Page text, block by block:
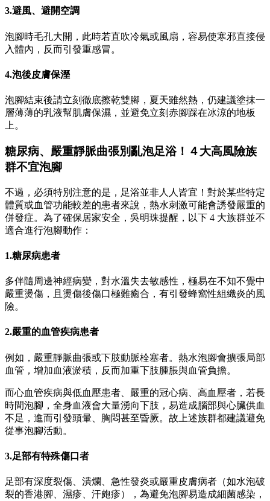
3.避風、避開空調
泡腳時毛孔大開，此時若直吹冷氣或風扇，容易使寒邪直接侵
入體內，反而引發重感冒。
4.泡後皮膚保溼
泡腳結束後請立刻徹底擦乾雙腳，夏天雖然熱，仍建議塗抹一
層薄薄的乳液幫肌膚保濕，並避免立刻赤腳踩在冰涼的地板
上。
糖尿病、嚴重靜脈曲張別亂泡足浴！４大高風險族
群不宜泡腳
不過，必須特別注意的是，足浴並非人人皆宜！對於某些特定
體質或血管功能較差的患者來說，熱水刺激可能會誘發嚴重的
併發症。為了確保居家安全，吳明珠提醒，以下 4 大族群並不
適合進行泡腳動作：
1.糖尿病患者
多伴隨周邊神經病變，對水溫失去敏感性，極易在不知不覺中
嚴重燙傷，且燙傷後傷口極難癒合，有引發蜂窩性組織炎的風
險。
2.嚴重的血管疾病患者
例如，嚴重靜脈曲張或下肢動脈栓塞者。熱水泡腳會擴張局部
血管，增加血液淤積，反而加重下肢腫脹與血管負擔。
而心血管疾病與低血壓患者、嚴重的冠心病、高血壓者，若長
時間泡腳，全身血液會大量湧向下肢，易造成腦部與心臟供血
不足，進而引發頭暈、胸悶甚至昏厥。故上述族群都建議避免
從事泡腳活動。
3.足部有特殊傷口者
足部有深度裂傷、潰爛、急性發炎或嚴重皮膚病者（如水泡破
裂的香港腳、濕疹、汗皰疹），為避免泡腳易造成細菌感染，